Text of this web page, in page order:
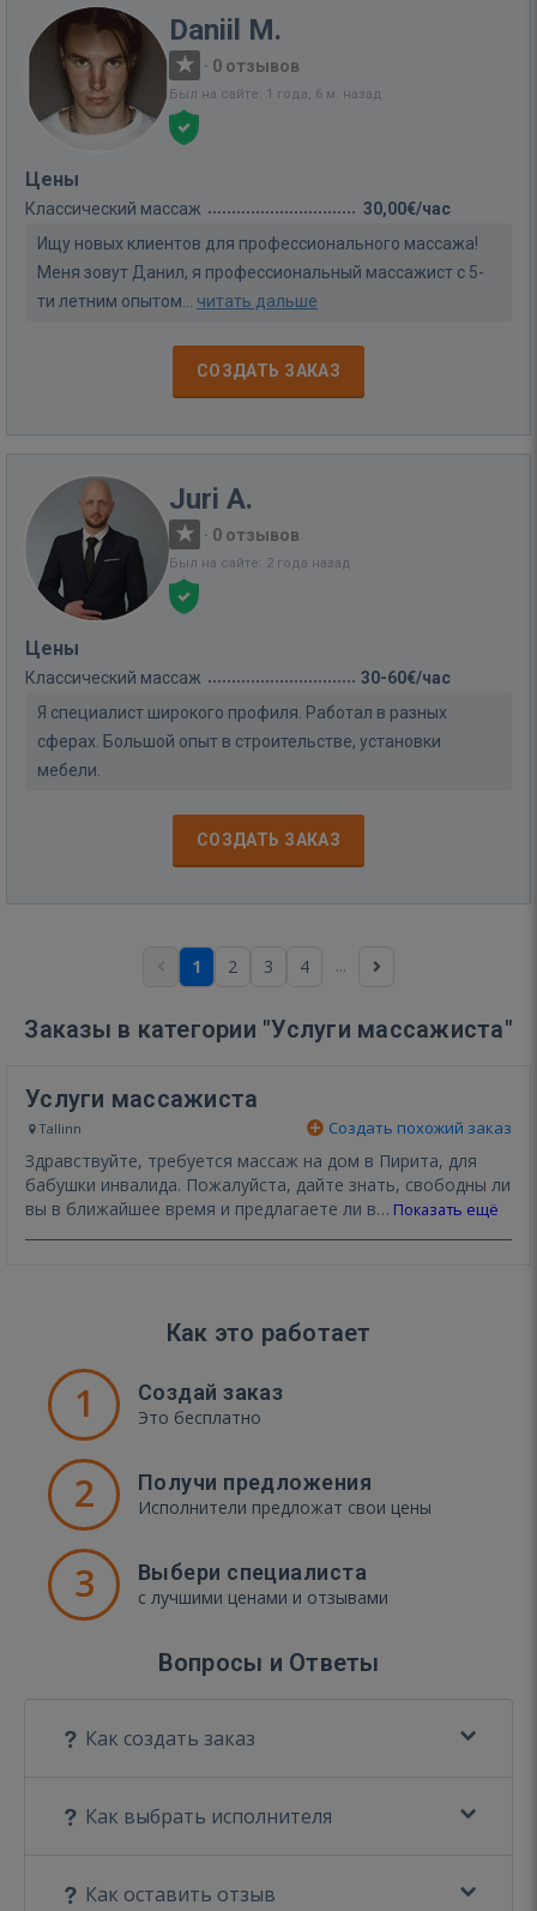
Daniil M.
· 0 отзывов
Был на сайте: 1 года, 6 м. назад
Цены
Классический массаж
30,00€/час
Ищу новых клиентов для профессионального массажа!
Меня зовут Данил, я профессиональный массажист с 5-
ти летним опытом... читать дальше
СОЗДАТЬ ЗАКАЗ
Juri A.
· 0 отзывов
Был на сайте: 2 года назад
Цены
Классический массаж
30-60€/час
Я специалист широкого профиля. Работал в разных
сферах. Большой опыт в строительстве, установки
мебели.
СОЗДАТЬ ЗАКАЗ
1 2 3 4 ...
Заказы в категории "Услуги массажиста"
Услуги массажиста
Tallinn Создать похожий заказ
Здравствуйте, требуется массаж на дом в Пирита, для
бабушки инвалида. Пожалуйста, дайте знать, свободны ли
вы в ближайшее время и предлагаете ли в… Показать ещё
Как это работает
1 Создай заказ
Это бесплатно
2 Получи предложения
Исполнители предложат свои цены
3 Выбери специалиста
с лучшими ценами и отзывами
Вопросы и Ответы
Как создать заказ
Как выбрать исполнителя
Как оставить отзыв